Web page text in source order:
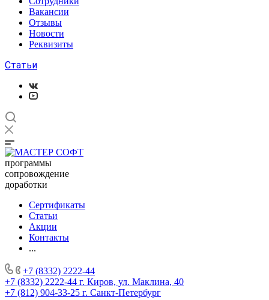
Вакансии
Отзывы
Новости
Реквизиты
Статьи
программы
сопровождение
доработки
Сертификаты
Статьи
Акции
Контакты
...
+7 (8332) 2222-44
+7 (8332) 2222-44 г. Киров, ул. Маклина, 40
+7 (812) 904-33-25 г. Санкт-Петербург